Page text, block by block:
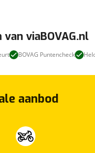
van viaBOVAG.nl
BOVAG Puntencheck
aanbod